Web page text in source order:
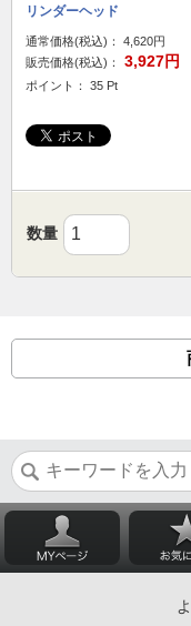
リンダーヘッド
通常価格(税込)：
4,620円
販売価格(税込)：
3,927円
ポイント： 35 Pt
数量